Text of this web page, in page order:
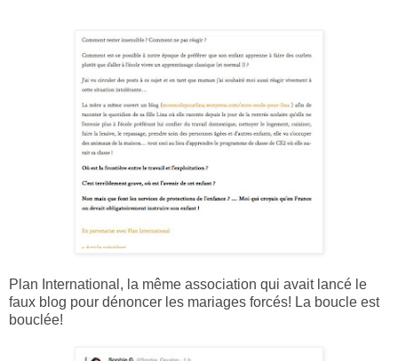
Plan International, la même association qui avait lancé le
faux blog pour dénoncer les mariages forcés! La boucle est
bouclée!